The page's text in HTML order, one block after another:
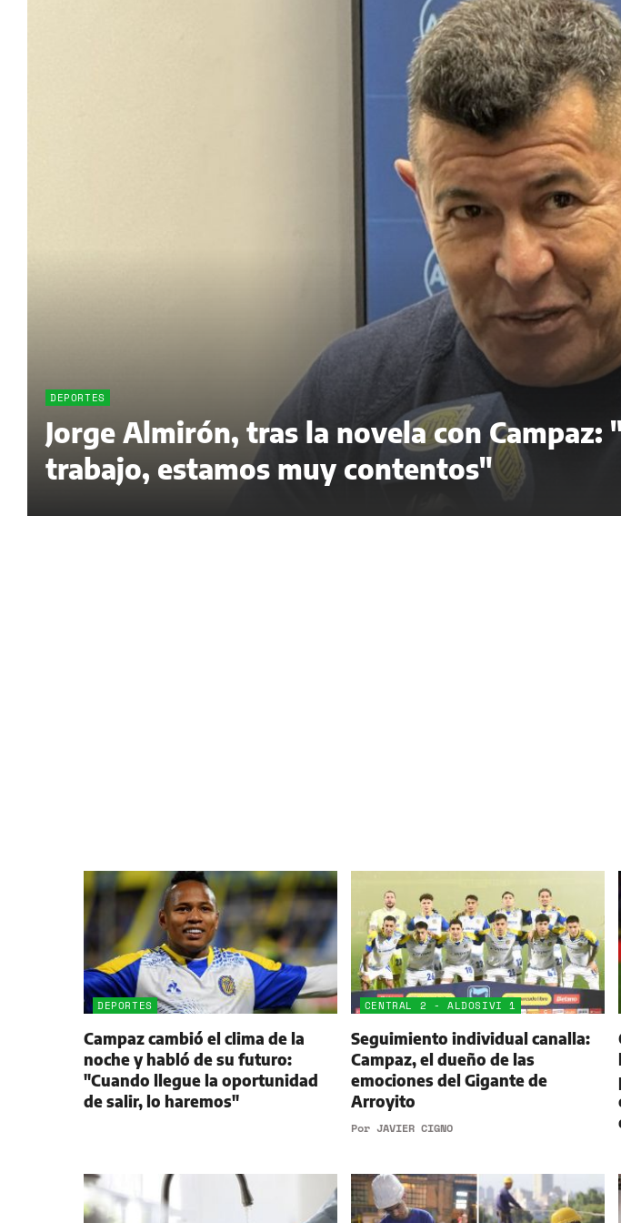
DEPORTES
Jorge Almirón, tras la novela con Campaz:
trabajo, estamos muy contentos"
DEPORTES
Campaz cambió el clima de la
noche y habló de su futuro:
"Cuando llegue la oportunidad
de salir, lo haremos"
CENTRAL 2 - ALDOSIVI 1
Seguimiento individual canalla:
Campaz, el dueño de las
emociones del Gigante de
Arroyito
Por JAVIER CIGNO